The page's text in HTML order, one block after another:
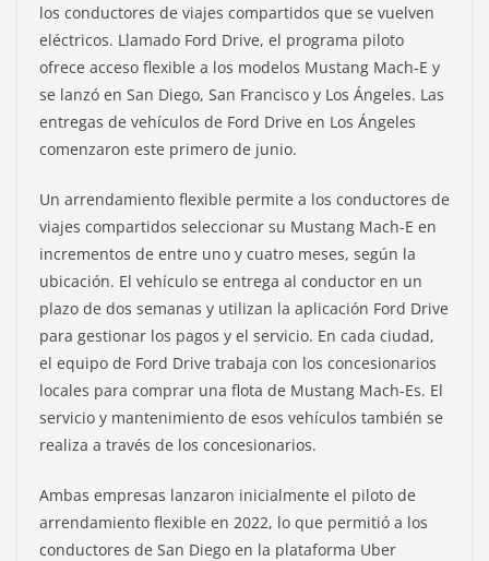
los conductores de viajes compartidos que se vuelven
eléctricos. Llamado Ford Drive, el programa piloto
ofrece acceso flexible a los modelos Mustang Mach-E y
se lanzó en San Diego, San Francisco y Los Ángeles. Las
entregas de vehículos de Ford Drive en Los Ángeles
comenzaron este primero de junio.
Un arrendamiento flexible permite a los conductores de
viajes compartidos seleccionar su Mustang Mach-E en
incrementos de entre uno y cuatro meses, según la
ubicación. El vehículo se entrega al conductor en un
plazo de dos semanas y utilizan la aplicación Ford Drive
para gestionar los pagos y el servicio. En cada ciudad,
el equipo de Ford Drive trabaja con los concesionarios
locales para comprar una flota de Mustang Mach-Es. El
servicio y mantenimiento de esos vehículos también se
realiza a través de los concesionarios.
Ambas empresas lanzaron inicialmente el piloto de
arrendamiento flexible en 2022, lo que permitió a los
conductores de San Diego en la plataforma Uber